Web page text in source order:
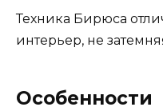
Техника Бирюса
интерьер, не
Особенности